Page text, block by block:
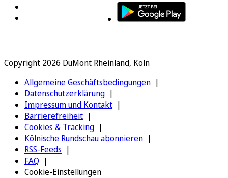
Copyright 2026 DuMont Rheinland, Köln
Allgemeine Geschäftsbedingungen
Datenschutzerklärung
Impressum und Kontakt
Barrierefreiheit
Cookies & Tracking
Kölnische Rundschau abonnieren
RSS-Feeds
FAQ
Cookie-Einstellungen